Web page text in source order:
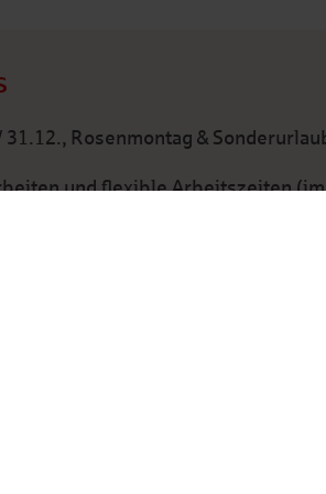
Rosenmontag &
und flexible Arbeitszeiten